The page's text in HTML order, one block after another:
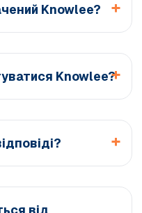
Knowlee?
Knowlee?
від